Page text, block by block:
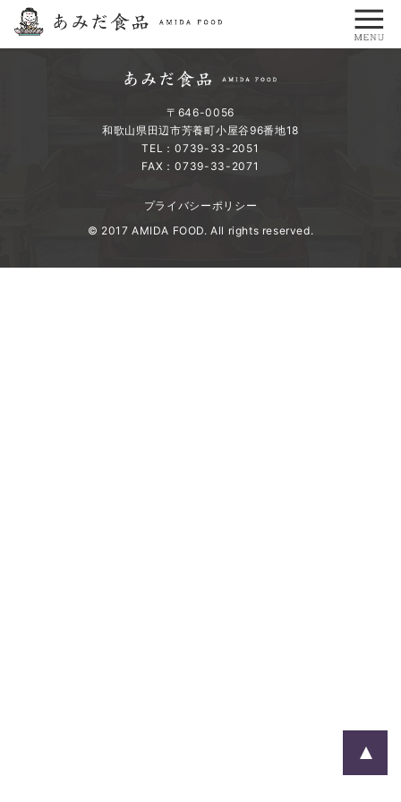
〒646-0056
和歌山県田辺市芳養町小屋谷96番地18
TEL：0739-33-2051
FAX：0739-33-2071
プライバシーポリシー
© 2017 AMIDA FOOD. All rights reserved.